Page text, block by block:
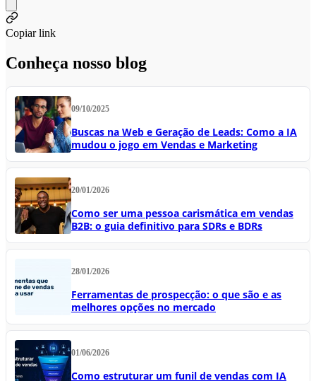
Copiar link
Conheça nosso blog
09/10/2025
Buscas na Web e Geração de Leads: Como a IA
mudou o jogo em Vendas e Marketing
20/01/2026
Como ser uma pessoa carismática em vendas
B2B: o guia definitivo para SDRs e BDRs
28/01/2026
Ferramentas de prospecção: o que são e as
melhores opções no mercado
01/06/2026
Como estruturar um funil de vendas com IA